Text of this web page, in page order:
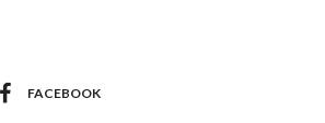
FACEBOOK